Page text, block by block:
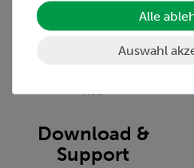
Hinweisgeberschutz
AGB
Download &
Support
Alle
Auswahl